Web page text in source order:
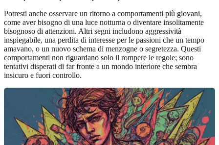
Potresti anche osservare un ritorno a comportamenti più giovani,
come aver bisogno di una luce notturna o diventare insolitamente
bisognoso di attenzioni. Altri segni includono aggressività
inspiegabile, una perdita di interesse per le passioni che un tempo
amavano, o un nuovo schema di menzogne o segretezza. Questi
comportamenti non riguardano solo il rompere le regole; sono
tentativi disperati di far fronte a un mondo interiore che sembra
insicuro e fuori controllo.